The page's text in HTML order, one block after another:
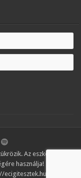
Az eszközöket és
használja!
ecigitesztek.hu